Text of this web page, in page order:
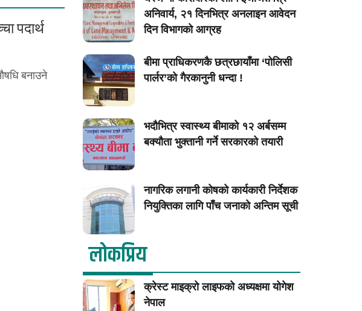
पदार्थ
बनाउने
अनिवार्य, २१ दिनभित्र अनलाइन आवेदन
दिन विभागको आग्रह
बीमा प्राधिकरणकै छत्रछायाँमा ‘पोलिसी
पार्लर’को गैरकानुनी धन्दा !
भदौभित्र स्वास्थ्य बीमाको १२ अर्बसम्म
बक्यौता भुक्तानी गर्ने सरकारको तयारी
नागरिक लगानी कोषको कार्यकारी निर्देशक
नियुक्तिका लागि पाँच जनाको अन्तिम सूची
लाेकप्रिय
क्रेस्ट माइक्रो लाइफको अध्यक्षमा योगेश
नेपाल